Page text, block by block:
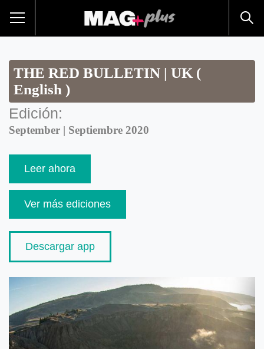
THE RED BULLETIN | UK (
English )
Edición:
September | Septiembre 2020
Leer ahora
Ver más ediciones
Descargar app